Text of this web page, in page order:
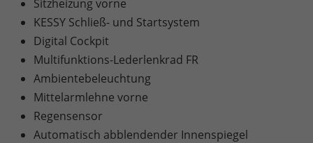
Sitzheizung vorne
KESSY Schließ- und Startsystem
Digital Cockpit
Multifunktions-Lederlenkrad FR
Ambientebeleuchtung
Mittelarmlehne vorne
Regensensor
Automatisch abblendender Innenspiegel